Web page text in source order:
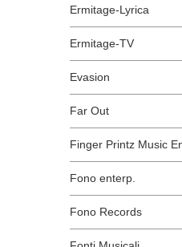
Ermitage-Lyrica
Ermitage-TV
Evasion
Far Out
Finger Printz Music
Fono enterp.
Fono Records